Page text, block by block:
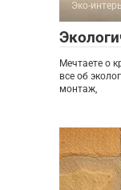
Эко-
Мечтаете о
все об
монтаж,